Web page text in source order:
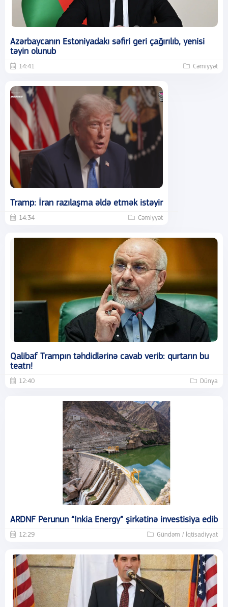
Azərbaycanın Estoniyadakı səfiri geri çağırılıb, yenisi
təyin olunub
14:41 Cəmiyyət
Tramp: İran razılaşma əldə etmək istəyir
14:34 Cəmiyyət
Qalibaf Trampın təhdidlərinə cavab verib: qurtarın bu
teatrı!
12:40 Dünya
ARDNF Perunun “Inkia Energy” şirkətinə investisiya edib
12:29 Gündəm / İqtisadiyyat